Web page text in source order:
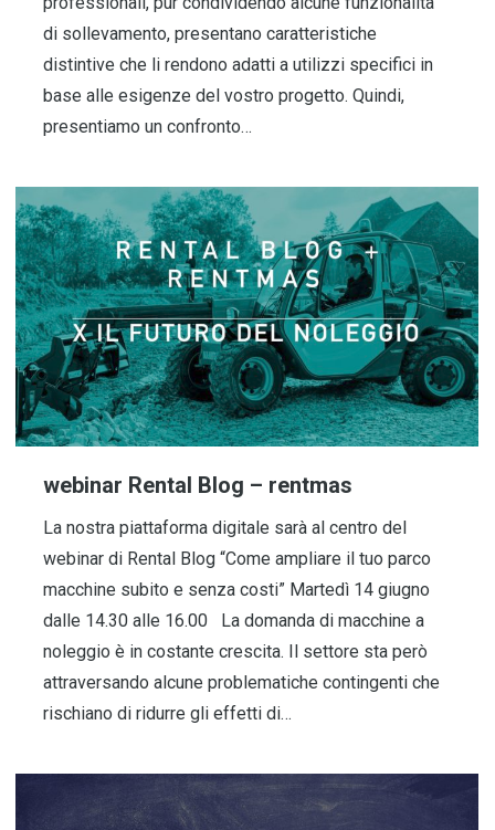
di sollevamento, presentano caratteristiche
distintive che li rendono adatti a utilizzi specifici in
base alle esigenze del vostro progetto. Quindi,
presentiamo un confronto…
webinar Rental Blog – rentmas
La nostra piattaforma digitale sarà al centro del
webinar di Rental Blog “Come ampliare il tuo parco
macchine subito e senza costi” Martedì 14 giugno
dalle 14.30 alle 16.00 La domanda di macchine a
noleggio è in costante crescita. Il settore sta però
attraversando alcune problematiche contingenti che
rischiano di ridurre gli effetti di…